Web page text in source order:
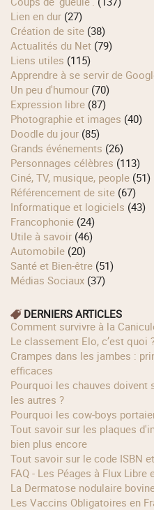
Lien en dur (27)
Création de site (38)
Actualités du Net (79)
Liens utiles (115)
Apprendre à se servir de
Un peu d'humour (70)
Expression libre (87)
Photographie et images (40)
Doodle du jour (85)
Grands événements (26)
Personnages célèbres (113)
Ciné, TV, musique, people (51)
Référencement de site (67)
Informatique et logiciels (43)
Francophonie (24)
Utile à savoir (46)
Automobile (20)
Santé et Bien-être (51)
Médias Sociaux (37)
DERNIERS ARTICLES
Comment survivre à la
Le classement Elo, c’est quoi
Crampes dans les jambes : principales causes et solutions
efficaces
Pourquoi les chauves doivent se méfier du soleil bien plus que
les autres ?
Pourquoi les cow‑boys
Tout savoir sur les plaques d'immatriculation françaises et
bien plus encore
Tout savoir sur le code ISBN
FAQ - Les Péages à Flux
La Dermatose nodulaire
Les Vaccins Obligatoires en